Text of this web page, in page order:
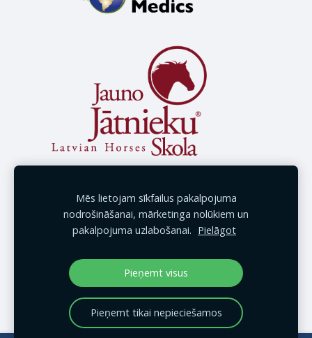
Mēs lietojam sīkfailus pakalpojuma
nodrošināšanai, mārketinga nolūkiem un
pakalpojuma uzlabošanai. Pielāgot
Pieņemt visus
Pieņemt tikai nepieciešamos